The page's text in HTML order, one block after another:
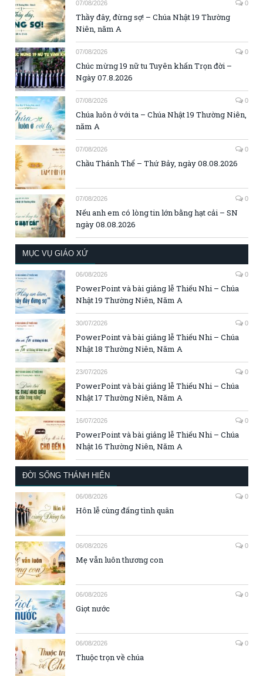
07/08/2026 0
Thầy đây, đừng sợ! – Chúa Nhật 19 Thường
Niên, năm A
07/08/2026 0
Chúc mừng 19 nữ tu Tuyên khấn Trọn đời –
Ngày 07.8.2026
07/08/2026 0
Chúa luôn ở với ta – Chúa Nhật 19 Thường Niên,
năm A
07/08/2026 0
Chầu Thánh Thể – Thứ Bảy, ngày 08.08.2026
07/08/2026 0
Nếu anh em có lòng tin lớn bằng hạt cải – SN
ngày 08.08.2026
MỤC VỤ GIÁO XỨ
06/08/2026 0
PowerPoint và bài giảng lễ Thiếu Nhi – Chúa
Nhật 19 Thường Niên, Năm A
30/07/2026 0
PowerPoint và bài giảng lễ Thiếu Nhi – Chúa
Nhật 18 Thường Niên, Năm A
23/07/2026 0
PowerPoint và bài giảng lễ Thiếu Nhi – Chúa
Nhật 17 Thường Niên, Năm A
16/07/2026 0
PowerPoint và bài giảng lễ Thiếu Nhi – Chúa
Nhật 16 Thường Niên, Năm A
ĐỜI SỐNG THÁNH HIẾN
06/08/2026 0
Hôn lễ cùng đấng tình quân
06/08/2026 0
Mẹ vẫn luôn thương con
06/08/2026 0
Giọt nước
06/08/2026 0
Thuộc trọn về chúa